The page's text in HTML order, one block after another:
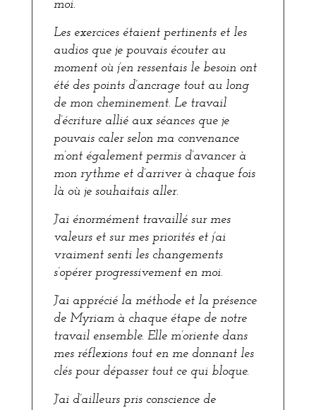
moi.
Les exercices étaient pertinents et les
audios que je pouvais écouter au
moment où j’en ressentais le besoin ont
été des points d’ancrage tout au long
de mon cheminement. Le travail
d’écriture allié aux séances que je
pouvais caler selon ma convenance
m’ont également permis d’avancer à
mon rythme et d’arriver à chaque fois
là où je souhaitais aller.
J’ai énormément travaillé sur mes
valeurs et sur mes priorités et j’ai
vraiment senti les changements
s’opérer progressivement en moi.
J’ai apprécié la méthode et la présence
de Myriam à chaque étape de notre
travail ensemble. Elle m’oriente dans
mes réflexions tout en me donnant les
clés pour dépasser tout ce qui bloque.
J’ai d’ailleurs pris conscience de